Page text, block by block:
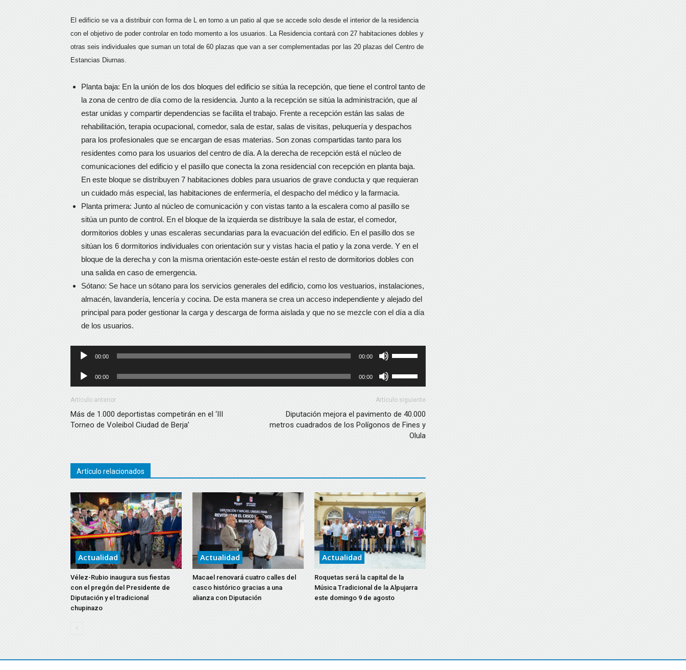
El edificio se va a distribuir con forma de L en torno a un patio al que se accede solo desde el interior de la residencia
con el objetivo de poder controlar en todo momento a los usuarios. La Residencia contará con 27 habitaciones dobles y
otras seis individuales que suman un total de 60 plazas que van a ser complementadas por las 20 plazas del Centro de
Estancias Diurnas.
Planta baja: En la unión de los dos bloques del edificio se sitúa la recepción, que tiene el control tanto de
la zona de centro de día como de la residencia. Junto a la recepción se sitúa la administración, que al
estar unidas y compartir dependencias se facilita el trabajo. Frente a recepción están las salas de
rehabilitación, terapia ocupacional, comedor, sala de estar, salas de visitas, peluquería y despachos
para los profesionales que se encargan de esas materias. Son zonas compartidas tanto para los
residentes como para los usuarios del centro de día. A la derecha de recepción está el núcleo de
comunicaciones del edificio y el pasillo que conecta la zona residencial con recepción en planta baja.
En este bloque se distribuyen 7 habitaciones dobles para usuarios de grave conducta y que requieran
un cuidado más especial, las habitaciones de enfermería, el despacho del médico y la farmacia.
Planta primera: Junto al núcleo de comunicación y con vistas tanto a la escalera como al pasillo se
sitúa un punto de control. En el bloque de la izquierda se distribuye la sala de estar, el comedor,
dormitorios dobles y unas escaleras secundarias para la evacuación del edificio. En el pasillo dos se
sitúan los 6 dormitorios individuales con orientación sur y vistas hacia el patio y la zona verde. Y en el
bloque de la derecha y con la misma orientación este-oeste están el resto de dormitorios dobles con
una salida en caso de emergencia.
Sótano: Se hace un sótano para los servicios generales del edificio, como los vestuarios, instalaciones,
almacén, lavandería, lencería y cocina. De esta manera se crea un acceso independiente y alejado del
principal para poder gestionar la carga y descarga de forma aislada y que no se mezcle con el día a día
de los usuarios.
Reproductor
audio
00:00 00:00
teclas
flecha
arriba/abajo
volumen.
Reproductor
de
audio
00:00 00:00
las
teclas
de
flecha
arriba/abajo
o
disminuir
el
volumen.
Artículo anterior
Más de 1.000 deportistas competirán en el ‘III
Torneo de Voleibol Ciudad de Berja’
Artículo siguiente
Diputación mejora el pavimento de 40.000
metros cuadrados de los Polígonos de Fines y
Olula
Artículo relacionados
Actualidad
Vélez-Rubio inaugura sus fiestas
con el pregón del Presidente de
Diputación y el tradicional
chupinazo
Actualidad
Macael renovará cuatro calles del
casco histórico gracias a una
alianza con Diputación
Actualidad
Roquetas será la capital de la
Música Tradicional de la Alpujarra
este domingo 9 de agosto